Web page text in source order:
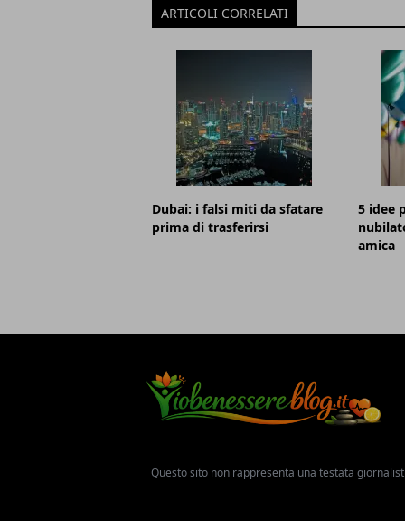
ARTICOLI CORRELATI
Dubai: i falsi miti da sfatare
prima di trasferirsi
5 idee
amica
Questo sito non rappresenta una testata